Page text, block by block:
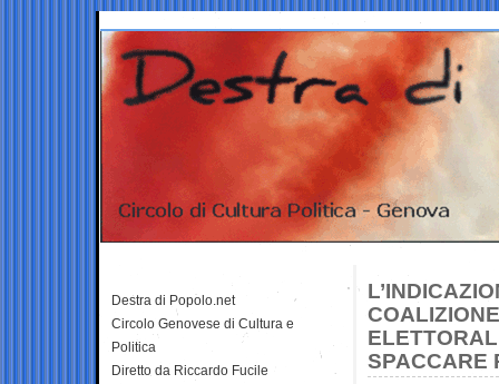
SPACCARE
Destra di Popolo.net
Circolo Genovese di Cultura e
Politica
Diretto da Riccardo Fucile